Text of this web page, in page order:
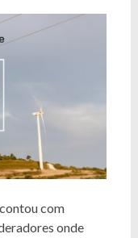
com
onde